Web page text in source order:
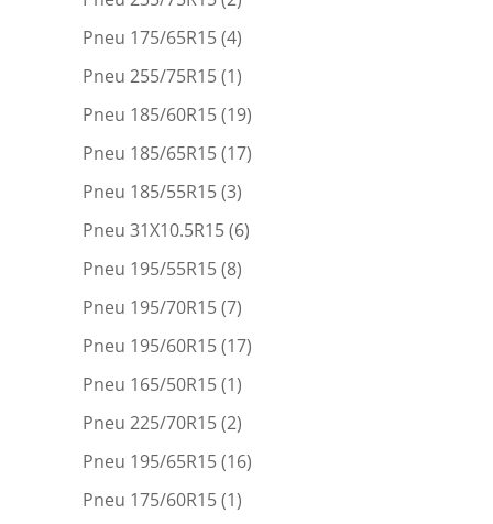
Pneu 175/65R15(4)
Pneu 255/75R15(1)
Pneu 185/60R15(19)
Pneu 185/65R15(17)
Pneu 185/55R15(3)
Pneu 31X10.5R15(6)
Pneu 195/55R15(8)
Pneu 195/70R15(7)
Pneu 195/60R15(17)
Pneu 165/50R15(1)
Pneu 225/70R15(2)
Pneu 195/65R15(16)
Pneu 175/60R15(1)